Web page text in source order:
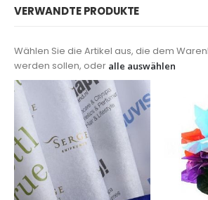
VERWANDTE PRODUKTE
Wählen Sie die Artikel aus, die dem
werden sollen, oder alle auswählen